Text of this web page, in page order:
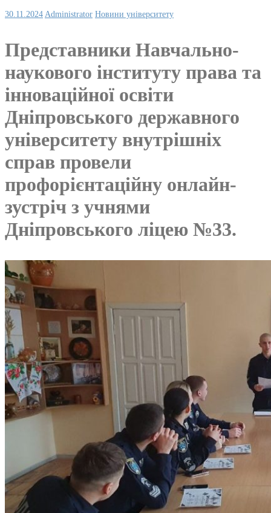
30.11.2024 Administrator Новини університету
Представники Навчально-
наукового інституту права та
інноваційної освіти
Дніпровського державного
університету внутрішніх
справ провели
профорієнтаційну онлайн-
зустріч з учнями
Дніпровського ліцею №33.